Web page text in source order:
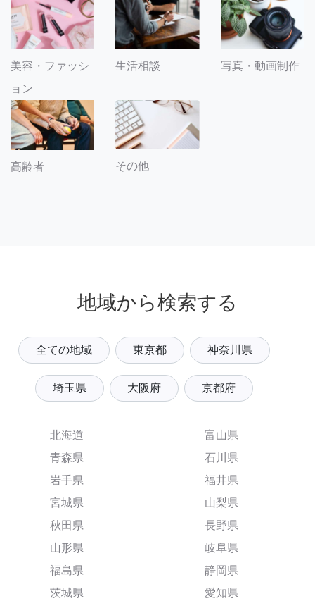
美容・ファッシ
ョン
生活相談 写真・動画制作
高齢者 その他
地域から検索する
全ての地域 東京都 神奈川県
埼玉県 大阪府 京都府
北海道
青森県
岩手県
宮城県
秋田県
山形県
福島県
茨城県
富山県
石川県
福井県
山梨県
長野県
岐阜県
静岡県
愛知県